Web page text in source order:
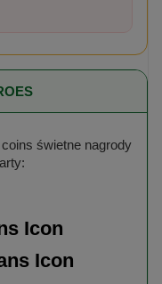
świetne nagrody
Icon
Icon